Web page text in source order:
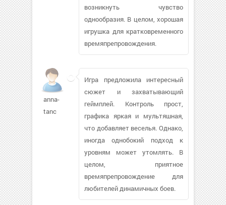
возникнуть чувство
однообразия. В целом, хорошая
игрушка для кратковременного
времяпрепровождения.
anna-
tanc
Игра предложила интересный
сюжет и захватывающий
геймплей. Контроль прост,
графика яркая и мультяшная,
что добавляет веселья. Однако,
иногда однобокий подход к
уровням может утомлять. В
целом, приятное
времяпрепровождение для
любителей динамичных боев.